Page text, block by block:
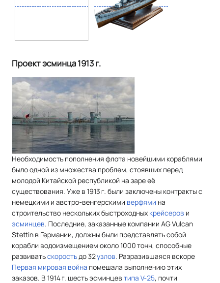
Проект эсминца 1913 г.
Необходимость пополнения флота новейшими кораблями
было одной из множества проблем, стоявших перед
молодой Китайской республикой на заре её
существования. Уже в 1913 г. были заключены контракты с
немецкими и австро-венгерскими верфями на
строительство нескольких быстроходных крейсеров и
эсминцев. Последние, заказанные компании AG Vulcan
Stettin в Германии, должны были представлять собой
корабли водоизмещением около 1000 тонн, способные
развиватьскорость до 32узлов. Разразившаяся вскоре
Первая мировая война помешала выполнению этих
заказов. В 1914 г. шесть эсминцев типа V-25, почти